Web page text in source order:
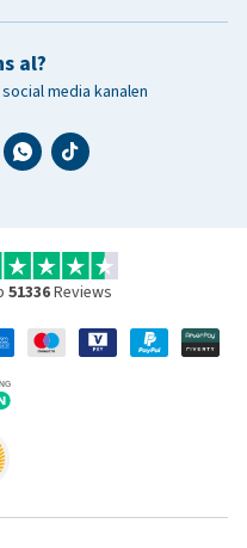
al?
media kanalen
51336Reviews